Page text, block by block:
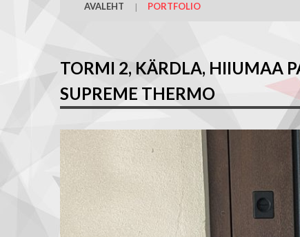
AVALEHT PORTFOLIO
TORMI 2, KÄRDLA, HIIUMAA
SUPREME THERMO